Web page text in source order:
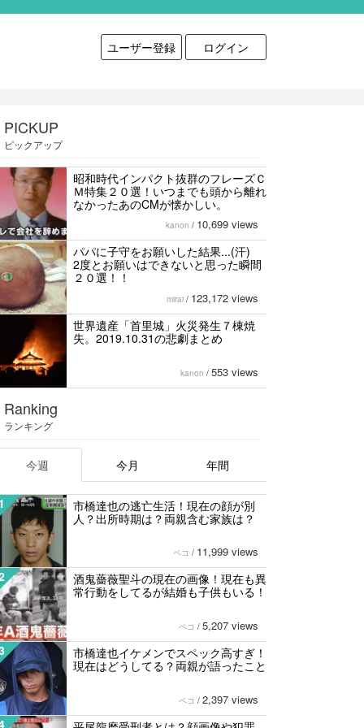
ユーザー登録 ログイン
PICKUP
ピックアップ
昭和時代インパクト抜群のフレーズＣ
Ｍ特集２０選！いつまでも頭から離れ
なかったあのCMが懐かしい。
kanon / 10,699 views
パパに子守をお願いした結果...(汗)
2度とお願いはできないと思った瞬間
２０選！！
mirai / 123,172 views
世界遺産「首里城」火災発生７棟焼
失。2019.10.31の悲劇まとめ
kanon / 553 views
Ranking
ランキング
今週 今月 年間
市橋達也の逃亡生活！現在の顔が別
人？出所時期は？両親含む家族は？
ペコ / 11,999 views
酒鬼薔薇聖斗の現在の画像！現在も異
常行動をしてるが結婚も子供もいる！
ペコ / 5,207 views
市橋達也イケメンでスペック高すぎ！
現在はどうしてる？両親が語ったこと
ペコ / 2,397 views